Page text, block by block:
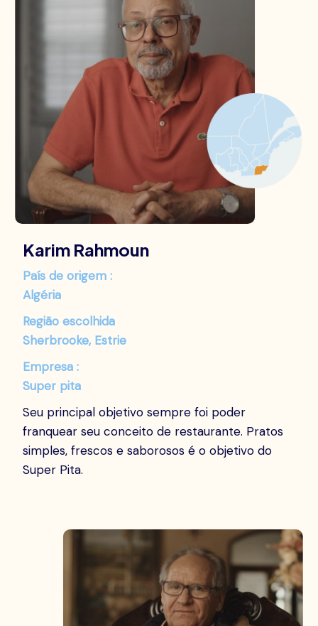
Karim Rahmoun
País de origem :
Algéria
Região escolhida
Sherbrooke, Estrie
Empresa :
Super pita
Seu principal objetivo sempre foi poder
franquear seu conceito de restaurante. Pratos
simples, frescos e saborosos é o objetivo do
Super Pita.